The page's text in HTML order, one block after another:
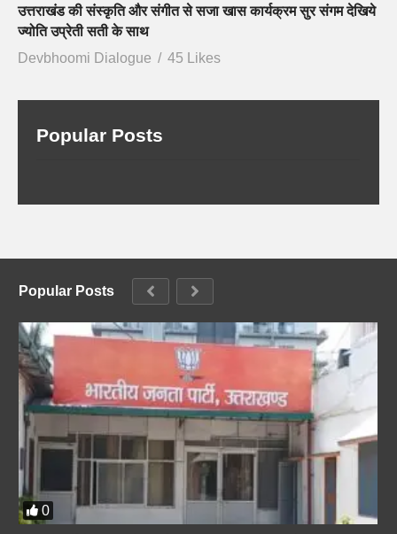
उत्तराखंड की संस्कृति और संगीत से सजा खास कार्यक्रम सुर संगम देखिये
ज्योति उप्रेती सती के साथ
Devbhoomi Dialogue
45 Likes
Popular Posts
Popular Posts
0